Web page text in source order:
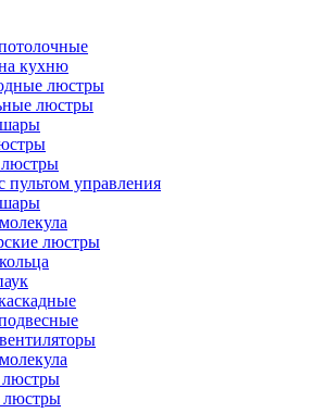
кухню
люстры
люстры
управления
люстры